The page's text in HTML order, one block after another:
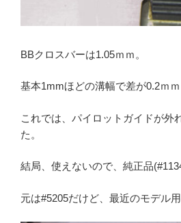
BBクロスバーは1.05ｍｍ。
基本1mmほどの溝幅で差が0.2ｍｍ
これでは、パイロットガイドが外
た。
結局、使えないので、純正品
元は#5205だけど、最近のモデル用